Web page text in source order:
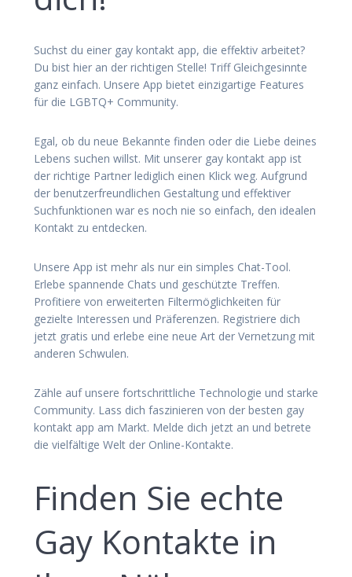
Suchst du einer gay kontakt app, die effektiv arbeitet?
Du bist hier an der richtigen Stelle! Triff Gleichgesinnte
ganz einfach. Unsere App bietet einzigartige Features
für die LGBTQ+ Community.
Egal, ob du neue Bekannte finden oder die Liebe deines
Lebens suchen willst. Mit unserer gay kontakt app ist
der richtige Partner lediglich einen Klick weg. Aufgrund
der benutzerfreundlichen Gestaltung und effektiver
Suchfunktionen war es noch nie so einfach, den idealen
Kontakt zu entdecken.
Unsere App ist mehr als nur ein simples Chat-Tool.
Erlebe spannende Chats und geschützte Treffen.
Profitiere von erweiterten Filtermöglichkeiten für
gezielte Interessen und Präferenzen. Registriere dich
jetzt gratis und erlebe eine neue Art der Vernetzung mit
anderen Schwulen.
Zähle auf unsere fortschrittliche Technologie und starke
Community. Lass dich faszinieren von der besten gay
kontakt app am Markt. Melde dich jetzt an und betrete
die vielfältige Welt der Online-Kontakte.
Finden Sie echte
Gay Kontakte in